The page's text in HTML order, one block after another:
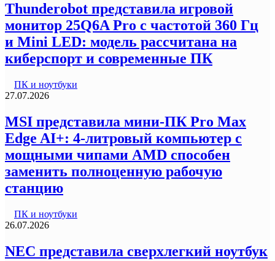
Thunderobot представила игровой
монитор 25Q6A Pro с частотой 360 Гц
и Mini LED: модель рассчитана на
киберспорт и современные ПК
ПК и ноутбуки
27.07.2026
MSI представила мини-ПК Pro Max
Edge AI+: 4-литровый компьютер с
мощными чипами AMD способен
заменить полноценную рабочую
станцию
ПК и ноутбуки
26.07.2026
NEC представила сверхлегкий ноутбук